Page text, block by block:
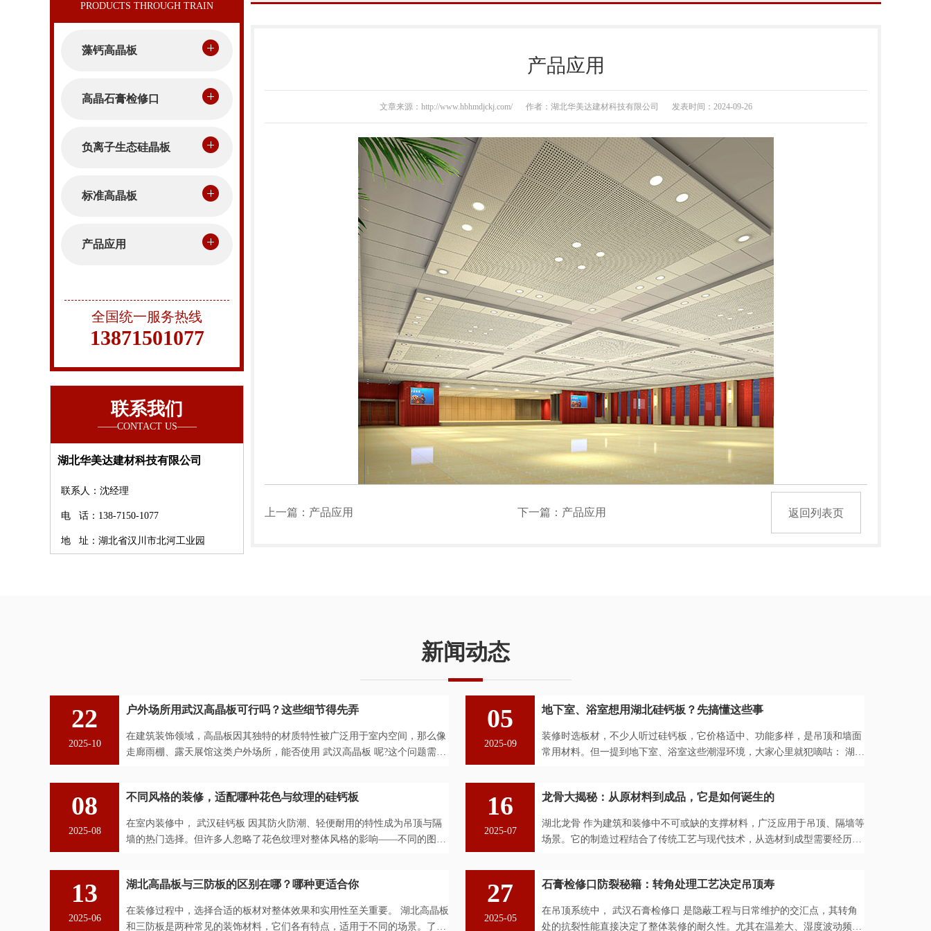
藻钙高晶板
高晶石膏检修口
负离子生态硅晶板
标准高晶板
产品应用
全国统一服务热线
13871501077
联系我们
湖北华美达建材科技有限公司
联系人：沈经理
电 话：138-7150-1077
地 址：湖北省汉川市北河工业园
产品应用
文章来源：http://www.hbhmdjckj.com/ 作者：湖北华美达建材科技有限公司 发表时间：2024-09-26
上一篇： 产品应用 下一篇： 产品应用 返回列表页
新闻动态
22
2025-10
户外场所用武汉高晶板可行吗？这些细节得先弄
在建筑装饰领域，高晶板因其独特的材质特性被广泛用于室内空间，那么像
走廊雨棚、露天展馆这类户外场所，能否使用 武汉高晶板 呢?这个问题需要
05
2025-09
地下室、浴室想用湖北硅钙板？先搞懂这些事
装修时选板材，不少人听过硅钙板，它价格适中、功能多样，是吊顶和墙面
常用材料。但一提到地下室、浴室这些潮湿环境，大家心里就犯嘀咕： 湖北
08
2025-08
不同风格的装修，适配哪种花色与纹理的硅钙板
在室内装修中， 武汉硅钙板 因其防火防潮、轻便耐用的特性成为吊顶与隔
墙的热门选择。但许多人忽略了花色纹理对整体风格的影响——不同的图案
16
2025-07
龙骨大揭秘：从原材料到成品，它是如何诞生的
湖北龙骨 作为建筑和装修中不可或缺的支撑材料，广泛应用于吊顶、隔墙等
场景。它的制造过程结合了传统工艺与现代技术，从选材到成型需要经历多
13
2025-06
湖北高晶板与三防板的区别在哪？哪种更适合你
在装修过程中，选择合适的板材对整体效果和实用性至关重要。 湖北高晶板
和三防板是两种常见的装饰材料，它们各有特点，适用于不同的场景。了解
27
2025-05
石膏检修口防裂秘籍：转角处理工艺决定吊顶寿
在吊顶系统中， 武汉石膏检修口 是隐蔽工程与日常维护的交汇点，其转角
处的抗裂性能直接决定了整体装修的耐久性。尤其在温差大、湿度波动频繁